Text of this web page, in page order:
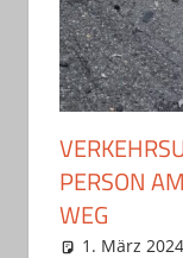
PERSON
WEG
1. März 2024